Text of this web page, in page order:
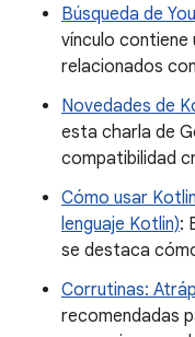
Búsqueda de
vínculo contiene
relacionados
Novedades de
esta charla de
compatibilidad
Cómo usar
lenguaje Kotlin):
se destaca
Corrutinas:
recomendadas